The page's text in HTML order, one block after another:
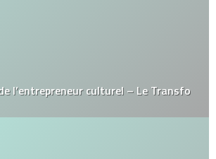
l’entrepreneur culturel – Le Transfo